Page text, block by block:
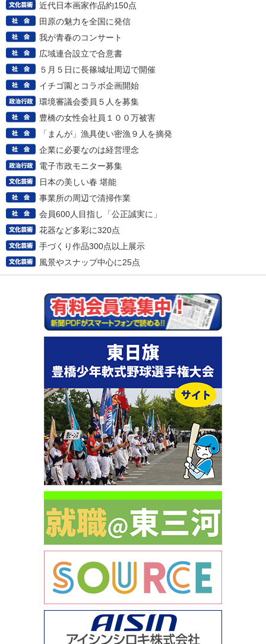
近代日本画家作品約150点
田原の魅力を全国に発信
我が青春のコンサート
広域連合設立で合意書
５月５日に長篠城址周辺で開催
イチゴ園とコラボ企画開始
環境審議会委員５人を募集
豊橋の女性会社員１００万被害
「まんが」漁具使い密漁９人を摘発
企業に必要なのは経営理念
電子市政モニター募集
日本の美しい春 堪能
事業所の周辺で清掃作業
会員600人目指し「公正誠実に」
花器など多彩に320点
手づくり作品300点以上展示
風景やスナップ中心に25点